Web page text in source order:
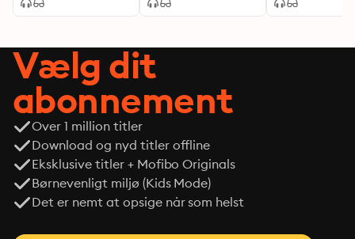
Vælg dit
abonnement
Over 1 million titler
Download og nyd titler offline
Eksklusive titler + Mofibo Originals
Børnevenligt miljø (Kids Mode)
Det er nemt at opsige når som helst